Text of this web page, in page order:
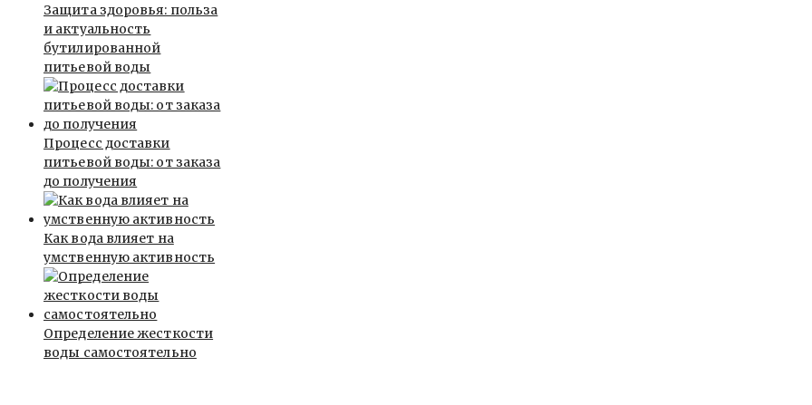
Защита здоровья: польза
и актуальность
бутилированной
питьевой воды
Процесс доставки
питьевой воды: от заказа
до получения
Как вода влияет на
умственную активность
Определение жесткости
воды самостоятельно